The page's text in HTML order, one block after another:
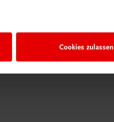
Cookies zulassen